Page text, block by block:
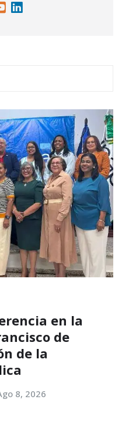
en la
de
de la
8, 2026